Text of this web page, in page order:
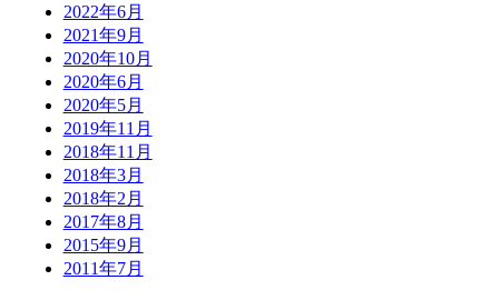
2022年6月
2021年9月
2020年10月
2020年6月
2020年5月
2019年11月
2018年11月
2018年3月
2018年2月
2017年8月
2015年9月
2011年7月